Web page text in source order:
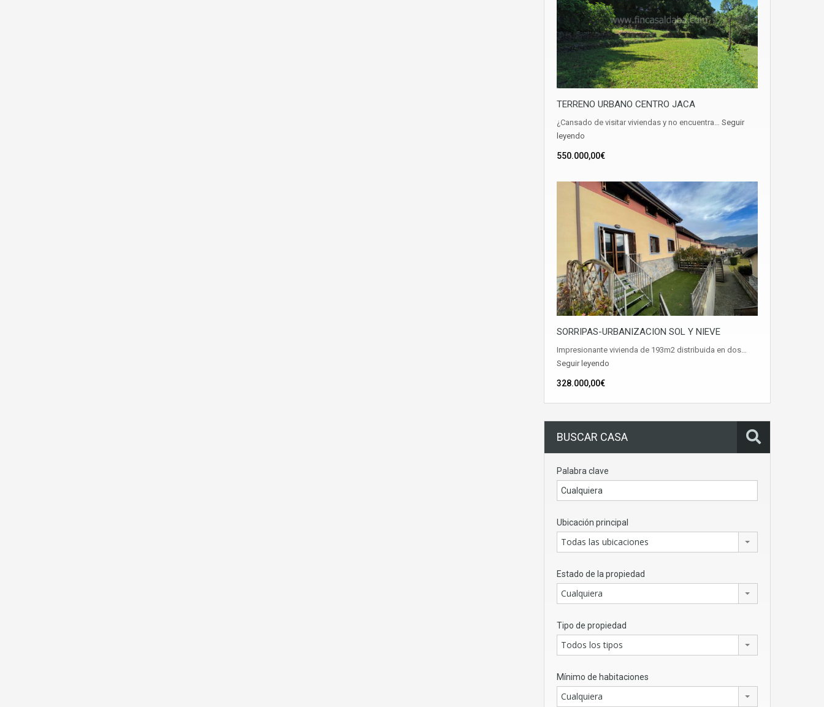
TERRENO URBANO CENTRO JACA
¿Cansado de visitar viviendas y no encuentra… Seguir
leyendo
550.000,00€
SORRIPAS-URBANIZACION SOL Y NIEVE
Impresionante vivienda de 193m2 distribuida en dos…
Seguir leyendo
328.000,00€
BUSCAR CASA
Palabra clave
Ubicación principal
Todas las ubicaciones
Estado de la propiedad
Cualquiera
Tipo de propiedad
Todos los tipos
Mínimo de habitaciones
Cualquiera